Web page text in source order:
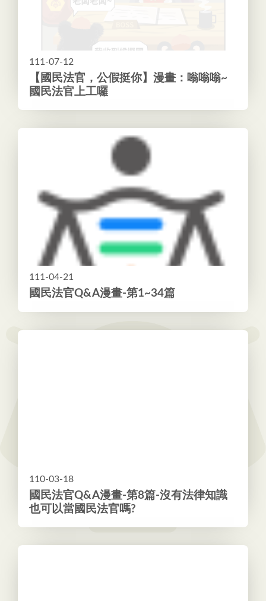
111-07-12
【國民法官，公假挺你】漫畫：嗡嗡嗡~
國民法官上工囉
111-04-21
國民法官Q&A漫畫-第1~34篇
110-03-18
國民法官Q&A漫畫-第8篇-沒有法律知識
也可以當國民法官嗎?